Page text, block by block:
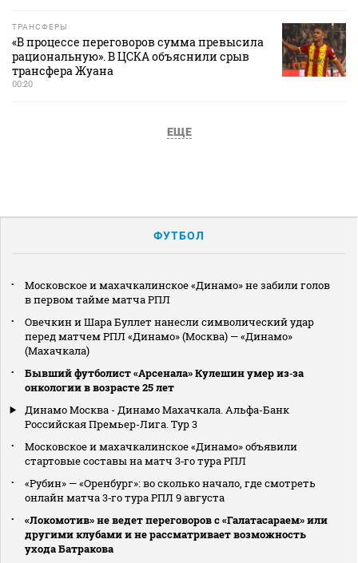
ТРАНСФЕРЫ
«В процессе переговоров сумма превысила
рациональную». В ЦСКА объяснили срыв
трансфера Жуана
00:20
ЕЩЕ
ФУТБОЛ
Московское и махачкалинское «Динамо» не забили голов
в первом тайме матча РПЛ
Овечкин и Шара Буллет нанесли символический удар
перед матчем РПЛ «Динамо» (Москва) — «Динамо»
(Махачкала)
Бывший футболист «Арсенала» Кулешин умер из‑за
онкологии в возрасте 25 лет
Динамо Москва - Динамо Махачкала. Альфа-Банк
Российская Премьер-Лига. Тур 3
Московское и махачкалинское «Динамо» объявили
стартовые составы на матч 3‑го тура РПЛ
«Рубин» — «Оренбург»: во сколько начало, где смотреть
онлайн матча 3‑го тура РПЛ 9 августа
«Локомотив» не ведет переговоров с «Галатасараем» или
другими клубами и не рассматривает возможность
ухода Батракова